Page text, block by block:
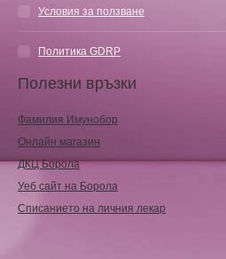
Условия за ползване
Политика GDRP
Полезни връзки
Фамилия Имунобор
Онлайн магазин
ДКЦ Борола
Уеб сайт на Борола
Списанието на личния лекар